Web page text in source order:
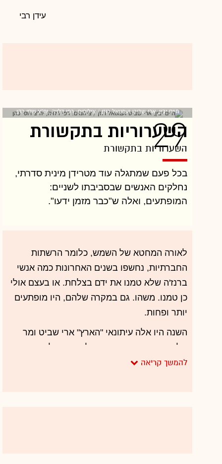
עידן רבי
חיים יבין, ארי שביט ועמנואל רוזן / צילומים: רפי דלויה, יח"צ ויוסי כהן
29
השערוריות בתקשורת
השערוריות בתקשורת
בכל פעם שמתגלה עוד מטרידן מינית סדרתי,
נחלקים האנשים שבסביבתו לשניים:
המופתעים, ואלה ש"כבר מזמן ידעו".
לאורה המחטא של השמש, כלומר הרשתות
החברתיות, נחשפו בשנים האחרונות כמה אנשי
ברנז'ה שלא טמנו את ידם בצלחת. או בעצם אולי
כן טמנו. משהו. גם במקרה שלהם, היו מופתעים
יותר ופחות.
השנה היו אלה עיתונאי "הארץ" ארי שביט ומר
טלוויזיה חיים יבין, שהגיעו לעמוד הקלון. שביט
הואשם על ידי עיתונאית ה"ג'ואיש ג'ורנל", דניאל